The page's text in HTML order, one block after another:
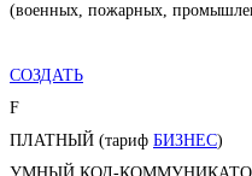
(военных, пожарных,
СОЗДАТЬ
F
ПЛАТНЫЙ (тариф БИЗНЕС)